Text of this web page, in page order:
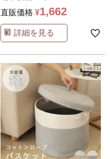
直販価格 ¥1,662
詳細を見る